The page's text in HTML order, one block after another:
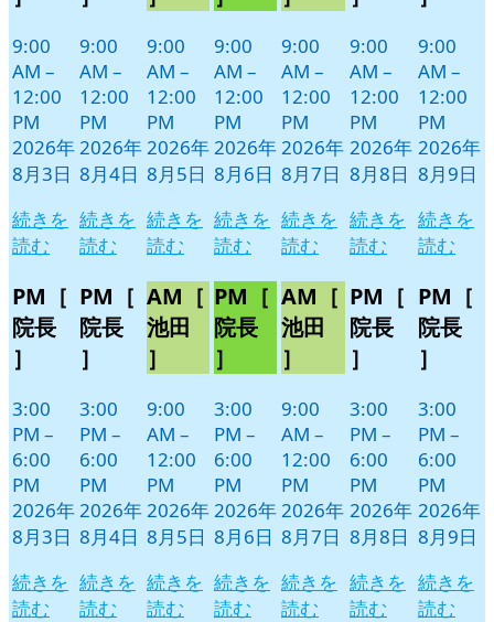
9:00
AM –
12:00
PM
2026年
8月3日
続きを
読む
PM［
院長
］
3:00
PM –
6:00
PM
2026年
8月3日
続きを
読む
9:00
AM –
12:00
PM
2026年
8月4日
続きを
読む
PM［
院長
］
3:00
PM –
6:00
PM
2026年
8月4日
続きを
読む
ト)
9:00
AM –
12:00
PM
2026年
8月5日
続きを
読む
AM［
池田
］
9:00
AM –
12:00
PM
2026年
8月5日
続きを
読む
ト)
9:00
AM –
12:00
PM
2026年
8月6日
続きを
読む
PM［
院長
］
3:00
PM –
6:00
PM
2026年
8月6日
続きを
読む
ト)
9:00
AM –
12:00
PM
2026年
8月7日
続きを
読む
AM［
池田
］
9:00
AM –
12:00
PM
2026年
8月7日
続きを
読む
9:00
AM –
12:00
PM
2026年
8月8日
続きを
読む
PM［
院長
］
3:00
PM –
6:00
PM
2026年
8月8日
続きを
読む
9:00
AM –
12:00
PM
2026年
8月9日
続きを
読む
PM［
院長
］
3:00
PM –
6:00
PM
2026年
8月9日
続きを
読む